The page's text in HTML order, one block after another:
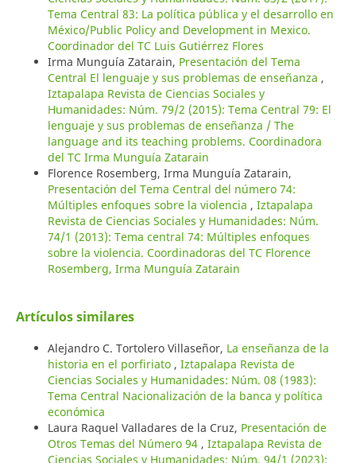
Tema Central 83: La política pública y el desarrollo en
México/Public Policy and Development in Mexico.
Coordinador del TC Luis Gutiérrez Flores
Irma Munguía Zatarain, Presentación del Tema
Central El lenguaje y sus problemas de enseñanza ,
Iztapalapa Revista de Ciencias Sociales y
Humanidades: Núm. 79/2 (2015): Tema Central 79: El
lenguaje y sus problemas de enseñanza / The
language and its teaching problems. Coordinadora
del TC Irma Munguía Zatarain
Florence Rosemberg, Irma Munguía Zatarain,
Presentación del Tema Central del número 74:
Múltiples enfoques sobre la violencia , Iztapalapa
Revista de Ciencias Sociales y Humanidades: Núm.
74/1 (2013): Tema central 74: Múltiples enfoques
sobre la violencia. Coordinadoras del TC Florence
Rosemberg, Irma Munguía Zatarain
Artículos similares
Alejandro C. Tortolero Villaseñor, La enseñanza de la
historia en el porfiriato , Iztapalapa Revista de
Ciencias Sociales y Humanidades: Núm. 08 (1983):
Tema Central Nacionalización de la banca y política
económica
Laura Raquel Valladares de la Cruz, Presentación de
Otros Temas del Número 94 , Iztapalapa Revista de
Ciencias Sociales y Humanidades: Núm. 94/1 (2023):